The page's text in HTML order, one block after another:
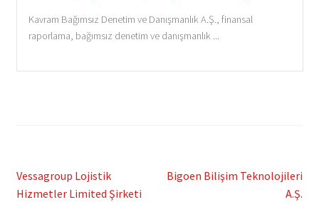
Kavram Bağımsız Denetim ve Danışmanlık A.Ş., finansal
raporlama, bağımsız denetim ve danışmanlık ...
Post
navigation
Previous
post:
Vessagroup Lojistik
Hizmetler Limited Şirketi
Next
Bigoen Bilişim Teknolojileri
A.Ş.